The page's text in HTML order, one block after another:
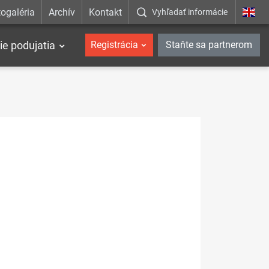
Archív Kontakt Vyhľadať informácie
podujatia Registrácia Staňte sa partnerom